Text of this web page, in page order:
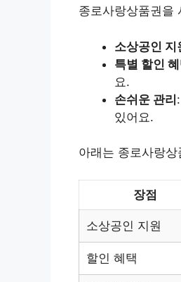
종로사랑상품권을
소상공인 지
특별 할인
요.
손쉬운 관리
있어요.
아래는 종로사랑
장점
소상공인 지원
할인 혜택